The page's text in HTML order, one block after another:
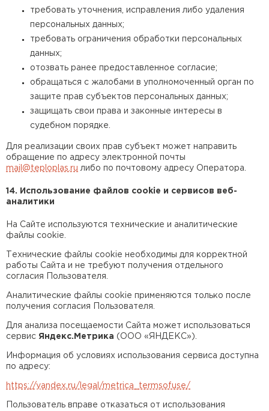
требовать уточнения, исправления либо удаления
персональных данных;
требовать ограничения обработки персональных
данных;
отозвать ранее предоставленное согласие;
обращаться с жалобами в уполномоченный орган по
защите прав субъектов персональных данных;
защищать свои права и законные интересы в
судебном порядке.
Для реализации своих прав субъект может направить
обращение по адресу электронной почты
mail@teploplas.ru либо по почтовому адресу Оператора.
14. Использование файлов cookie и сервисов веб-
аналитики
На Сайте используются технические и аналитические
файлы cookie.
Технические файлы cookie необходимы для корректной
работы Сайта и не требуют получения отдельного
согласия Пользователя.
Аналитические файлы cookie применяются только после
получения согласия Пользователя.
Для анализа посещаемости Сайта может использоваться
сервис Яндекс.Метрика (ООО «ЯНДЕКС»).
Информация об условиях использования сервиса доступна
по адресу:
https://yandex.ru/legal/metrica_termsofuse/
Пользователь вправе отказаться от использования